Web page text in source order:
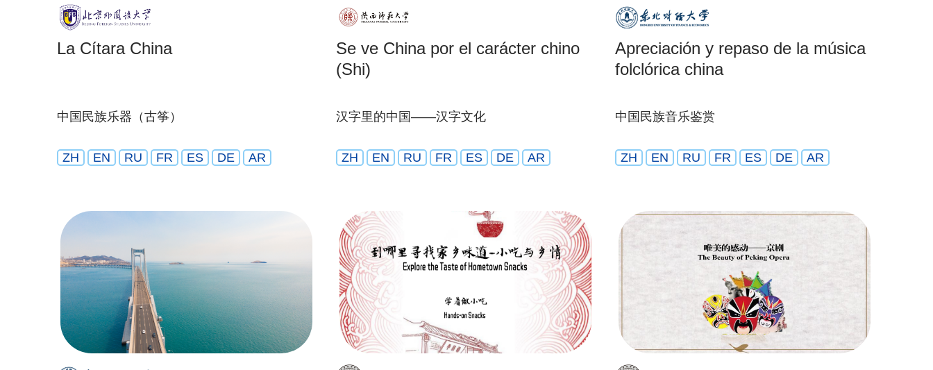
La Cítara China
中国民族乐器（古筝）
ZH EN RU FR ES DE AR
Se ve China por el carácter chino
(Shi)
汉字里的中国——汉字文化
ZH EN RU FR ES DE AR
Apreciación y repaso de la música
folclórica china
中国民族音乐鉴赏
ZH EN RU FR ES DE AR